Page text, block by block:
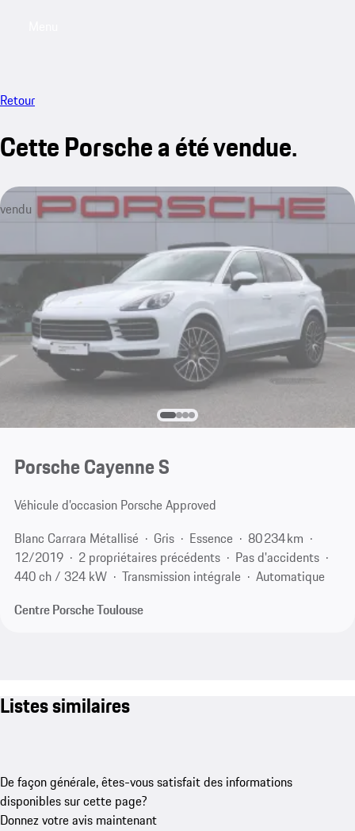
Retour
Cette Porsche a été vendue.
vendu
Porsche Cayenne S
Véhicule d’occasion Porsche Approved
Blanc Carrara Métallisé
Gris Essence
80 234 km
12/2019
2 propriétaires précédents
Pas d'accidents
440 ch / 324 kW
Transmission intégrale
Automatique
Centre Porsche Toulouse
Listes similaires
De façon générale, êtes-vous satisfait des informations
disponibles sur cette page?
Donnez votre avis maintenant